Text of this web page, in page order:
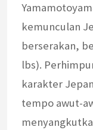
kemunculan
berserakan,
lbs).
karakter
tempo awut-